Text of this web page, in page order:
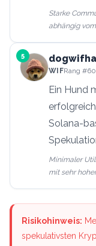
Starke
abhängig
5
WIFRang#60
Ein Hund
Solana-
Minimaler
mit sehr
Risikohinweis:
spekulativsten